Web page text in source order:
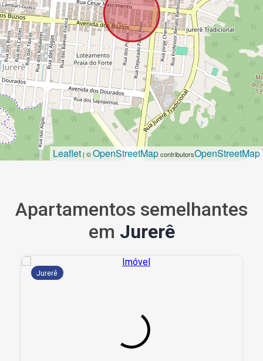
Leaflet | ©OpenStreetMapcontributorsOpenStreetMap
Apartamentos semelhantes
em Jurerê
Jurerê